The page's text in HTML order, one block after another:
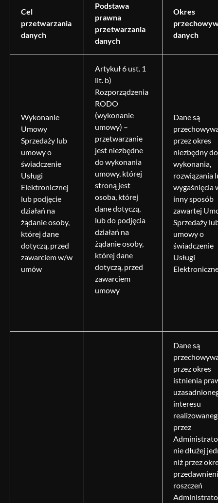
Cel
przetwarzania
danych
Podstawa
prawna
przetwarzania
danych
Okres
danych
Wykonanie
Umowy
Sprzedaży lub
umowy o
świadczenie
Usługi
Elektronicznej
lub podjęcie
działań na
żądanie osoby,
której dane
dotyczą, przed
zawarciem w/w
umów
Artykuł 6 ust. 1
lit. b)
Rozporządzenia
RODO
(wykonanie
umowy) –
przetwarzanie
jest niezbędne
do wykonania
umowy, której
stroną jest
osoba, której
dane dotyczą,
lub do podjęcia
działań na
żądanie osoby,
której dane
dotyczą, przed
zawarciem
umowy
Dane są
przez okres
niezbędny do
wykonania,
rozwiązania
wygaśnięcia
inny sposób
zawartej
Sprzedaży
umowy o
świadczenie
Usługi
Dane są
przez okres
istnienia
interesu
przez
nie dłużej
niż przez
roszczeń